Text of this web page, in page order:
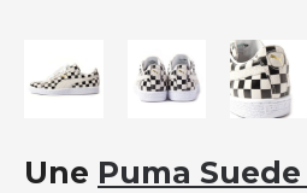
Une Puma